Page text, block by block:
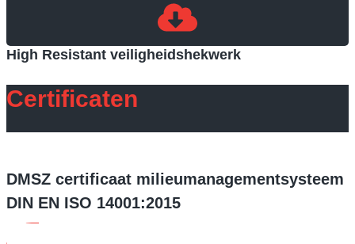
High Resistant veiligheidshekwerk
Certificaten
DMSZ certificaat milieumanagementsysteem
DIN EN ISO 14001:2015